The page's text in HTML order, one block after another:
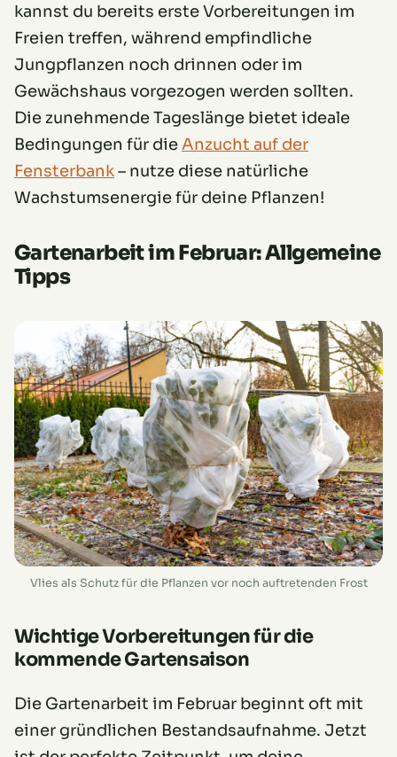
kannst du bereits erste Vorbereitungen im
Freien treffen, während empfindliche
Jungpflanzen noch drinnen oder im
Gewächshaus vorgezogen werden sollten.
Die zunehmende Tageslänge bietet ideale
Bedingungen für dieAnzucht auf der
Fensterbank– nutze diese natürliche
Wachstumsenergie für deine Pflanzen!
Gartenarbeit im Februar: Allgemeine
Tipps
Vlies als Schutz für die Pflanzen vor noch auftretenden Frost
Wichtige Vorbereitungen für die
kommende Gartensaison
Die Gartenarbeit im Februar beginnt oft mit
einer gründlichen Bestandsaufnahme. Jetzt